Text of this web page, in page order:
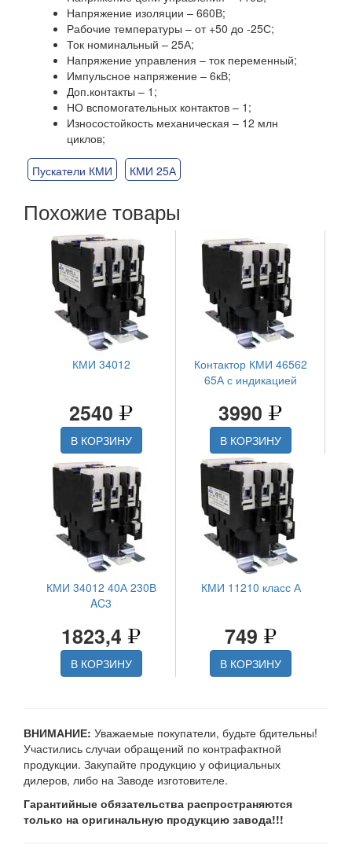
Напряжение изоляции – 660В;
Рабочие температуры – от +50 до -25С;
Ток номинальный – 25А;
Напряжение управления – ток переменный;
Импульсное напряжение – 6кВ;
Доп.контакты – 1;
НО вспомогательных контактов – 1;
Износостойкость механическая – 12 млн
циклов;
Пускатели КМИ КМИ 25А
Похожие товары
КМИ 34012
2540
В КОРЗИНУ
Контактор КМИ 46562
65А с индикацией
3990
В КОРЗИНУ
КМИ 34012 40А 230В
AC3
1823,4
В КОРЗИНУ
КМИ 11210 класс А
749
В КОРЗИНУ
ВНИМАНИЕ: Уважаемые покупатели, будьте бдительны!
Участились случаи обращений по контрафактной
продукции. Закупайте продукцию у официальных
дилеров, либо на Заводе изготовителе.
Гарантийные обязательства распространяются
только на оригинальную продукцию завода!!!